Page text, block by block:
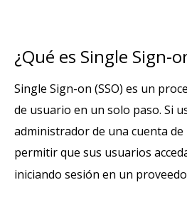
¿Qué es Single Sign-
Single Sign-on (SSO) es un
de usuario en un solo paso. Si
administrador de una cuenta de
permitir que sus usuarios
iniciando sesión en un